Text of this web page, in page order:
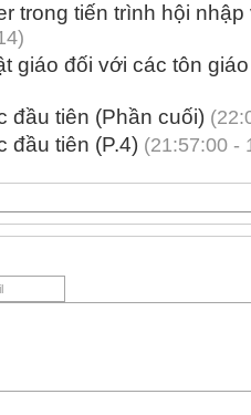
trong tiến trình hội nhập
giáo đối với các tôn
đầu tiên (Phần cuối)
đầu tiên (P.4) (21:57:00 -